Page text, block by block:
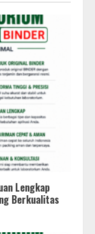
Lengkap
Berkualitas